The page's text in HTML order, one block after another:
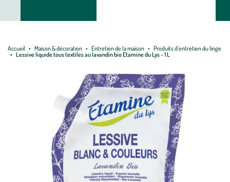
Accueil Maison & décoration Entretien de la maison
Produits d'entretien du linge
Lessive liquide tous textiles au lavandin bio Etamine du Lys - 1 L